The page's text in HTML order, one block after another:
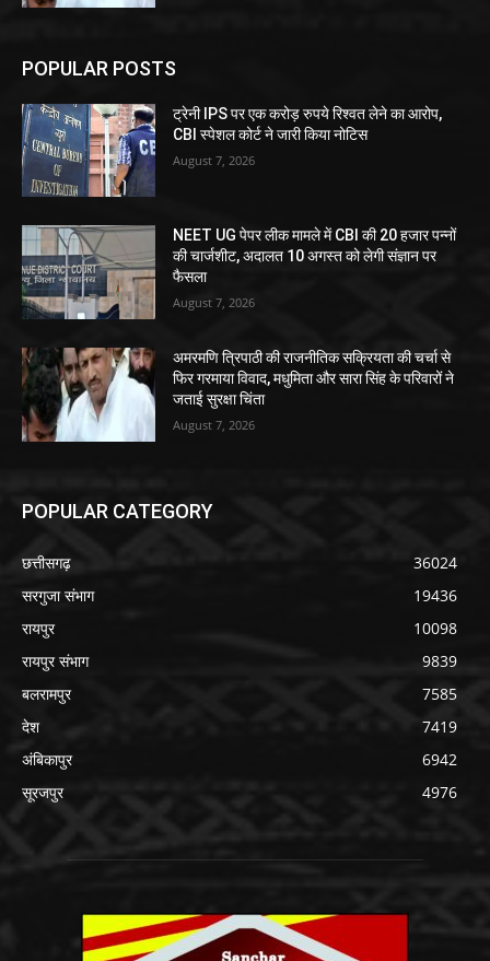
POPULAR POSTS
ट्रेनी IPS पर एक करोड़ रुपये रिश्वत लेने का आरोप,
CBI स्पेशल कोर्ट ने जारी किया नोटिस
August 7, 2026
NEET UG पेपर लीक मामले में CBI की 20 हजार पन्नों
की चार्जशीट, अदालत 10 अगस्त को लेगी संज्ञान पर
फैसला
August 7, 2026
अमरमणि त्रिपाठी की राजनीतिक सक्रियता की चर्चा से
फिर गरमाया विवाद, मधुमिता और सारा सिंह के परिवारों ने
जताई सुरक्षा चिंता
August 7, 2026
POPULAR CATEGORY
छत्तीसगढ़
36024
सरगुजा संभाग
19436
रायपुर
10098
रायपुर संभाग
9839
बलरामपुर
7585
देश
7419
अंबिकापुर
6942
सूरजपुर
4976